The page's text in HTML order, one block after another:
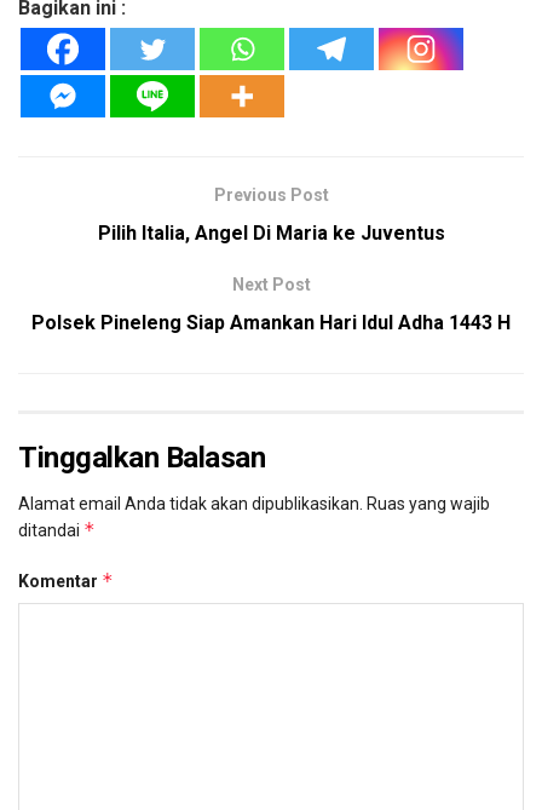
Bagikan ini :
Previous Post
Pilih Italia, Angel Di Maria ke Juventus
Next Post
Polsek Pineleng Siap Amankan Hari Idul Adha 1443 H
Tinggalkan Balasan
Alamat email Anda tidak akan dipublikasikan. Ruas yang wajib
ditandai *
Komentar *